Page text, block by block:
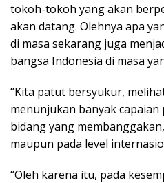
tokoh-tokoh yang akan
akan datang. Olehnya apa
di masa sekarang juga
bangsa Indonesia di masa
“Kita patut bersyukur,
menunjukan banyak
bidang yang
maupun pada level
“Oleh karena itu, pada